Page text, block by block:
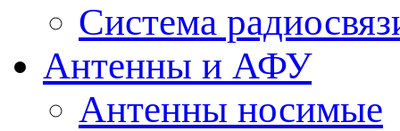
Система
Антенны и АФУ
Антенны носимые